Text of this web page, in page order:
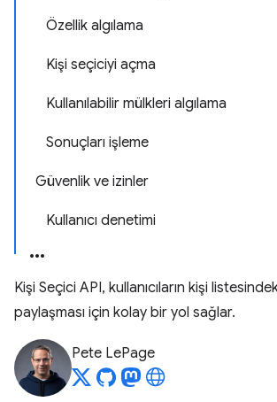
Özellik algılama
Kişi seçiciyi açma
Kullanılabilir mülkleri algılama
Sonuçları işleme
Güvenlik ve izinler
Kullanıcı denetimi
Kişi Seçici API, kullanıcıların kişi
paylaşması için kolay bir yol sağlar.
Pete LePage